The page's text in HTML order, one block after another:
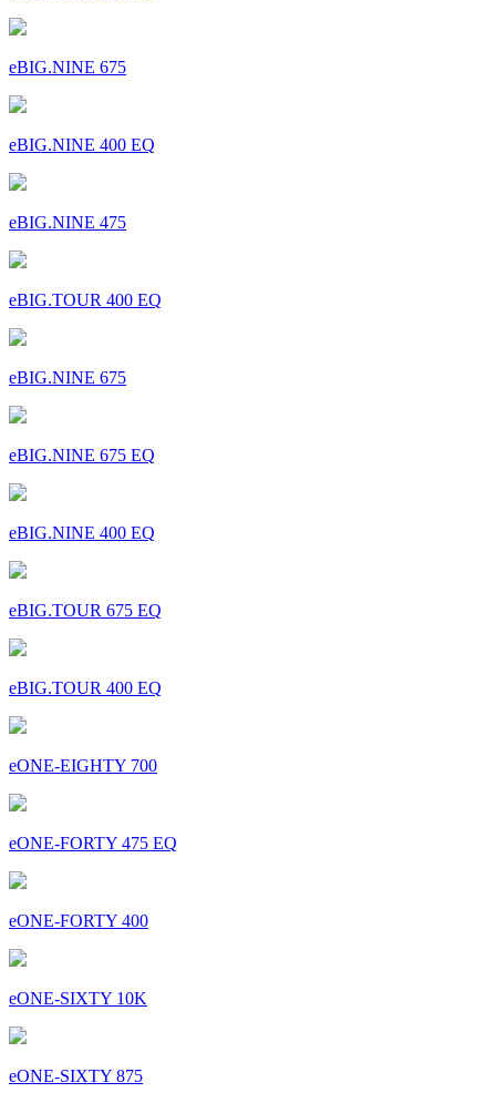
eBIG.NINE 675
eBIG.NINE 400 EQ
eBIG.NINE 475
eBIG.TOUR 400 EQ
eBIG.NINE 675
eBIG.NINE 675 EQ
eBIG.NINE 400 EQ
eBIG.TOUR 675 EQ
eBIG.TOUR 400 EQ
eONE-EIGHTY 700
eONE-FORTY 475 EQ
eONE-FORTY 400
eONE-SIXTY 10K
eONE-SIXTY 875